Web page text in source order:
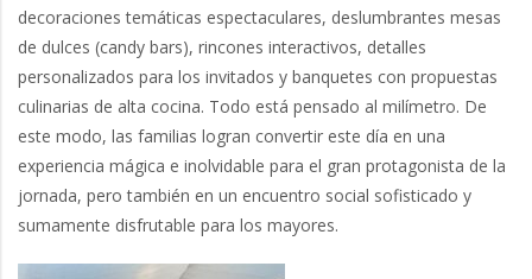
decoraciones temáticas espectaculares, deslumbrantes mesas
de dulces (candy bars), rincones interactivos, detalles
personalizados para los invitados y banquetes con propuestas
culinarias de alta cocina. Todo está pensado al milímetro. De
este modo, las familias logran convertir este día en una
experiencia mágica e inolvidable para el gran protagonista de la
jornada, pero también en un encuentro social sofisticado y
sumamente disfrutable para los mayores.